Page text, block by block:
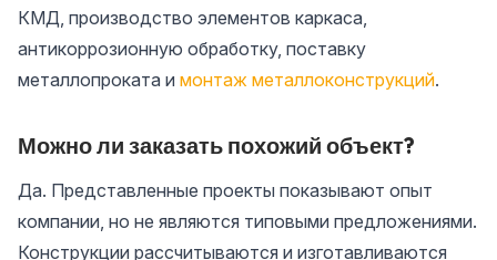
КМД, производство элементов каркаса,
антикоррозионную обработку, поставку
металлопроката и монтаж металлоконструкций.
Можно ли заказать похожий объект?
Да. Представленные проекты показывают опыт
компании, но не являются типовыми предложениями.
Конструкции рассчитываются и изготавливаются